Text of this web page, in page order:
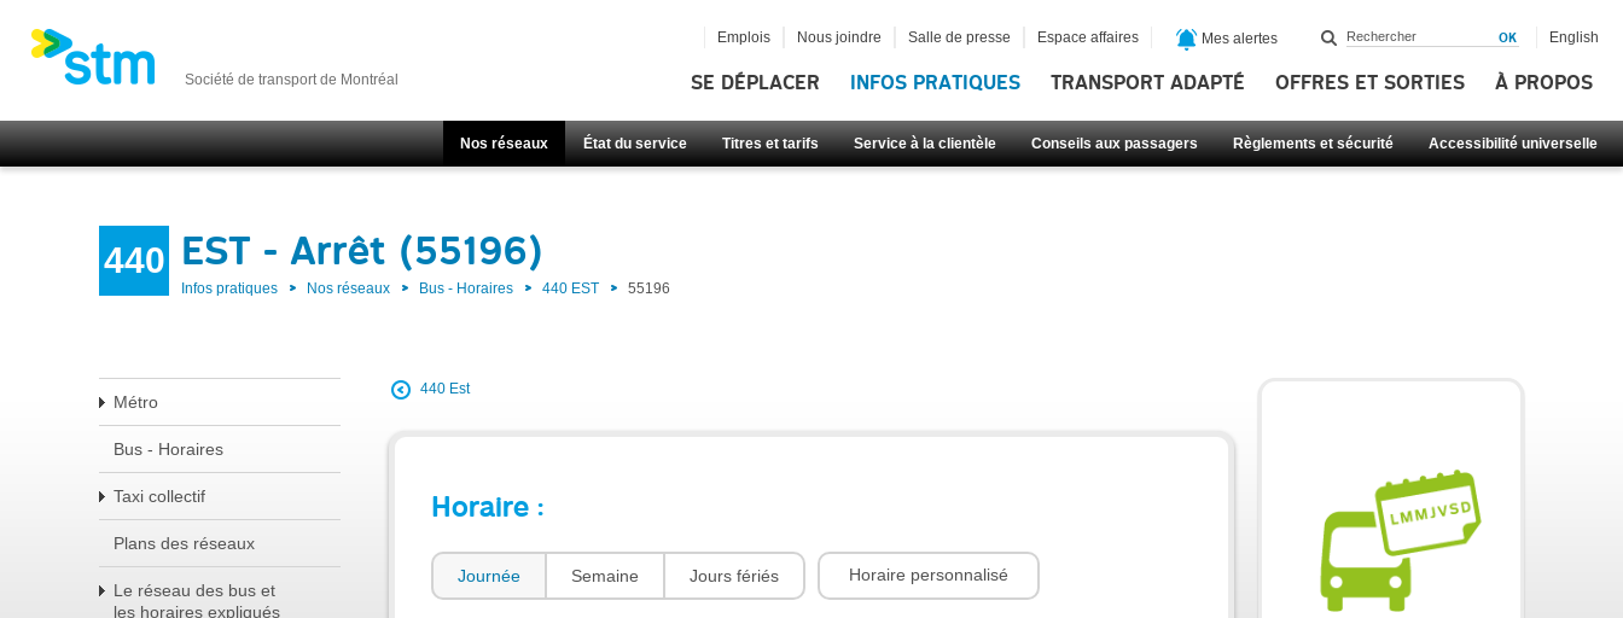
Société de transport de Montréal SE DÉPLACER INFOS PRATIQUES TRANSPORT ADAPTÉ OFFRES ET SORTIES À PROPOS
Nos réseaux État du service Titres et tarifs Service à la clientèle Conseils aux passagers Règlements et sécurité Accessibilité universelle
Emplois Nous joindre Salle de presse Espace affaires Mes alertes English
440 EST - Arrêt (55196)
Infos pratiques Nos réseaux Bus - Horaires 440 EST 55196
Métro
Bus - Horaires
Taxi collectif
Plans des réseaux
Le réseau des bus et
les horaires expliqués
440 Est
Horaire :
Journée Semaine Jours fériés Horaire personnalisé